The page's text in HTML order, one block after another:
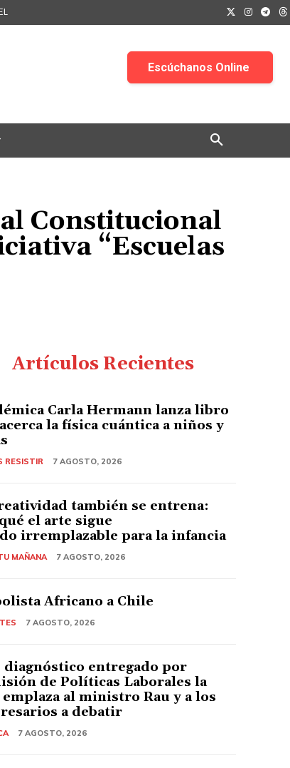
Constitucional
“Escuelas
Artículos Recientes
Carla Hermann lanza libro
la física cuántica a niños y
RESISTIR 7 AGOSTO, 2026
también se entrena:
el arte sigue
irremplazable para la infancia
MAÑANA 7 AGOSTO, 2026
Africano a Chile
7 AGOSTO, 2026
diagnóstico entregado por
de Políticas Laborales la
emplaza al ministro Rau y a los
a debatir
7 AGOSTO, 2026